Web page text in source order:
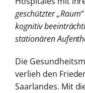
geschützter
kognitiv
stationären
Die
verlieh den
Saarlandes. Mit